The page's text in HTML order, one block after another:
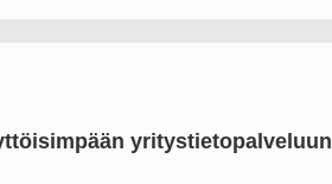
yritystietopalveluun